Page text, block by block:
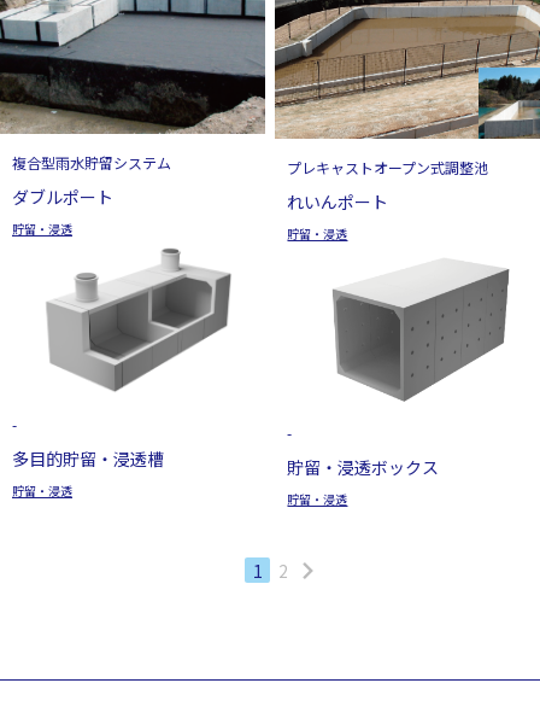
複合型雨水貯留システム
ダブルポート
貯留・浸透
プレキャストオープン式調整池
れいんポート
貯留・浸透
-
多目的貯留・浸透槽
貯留・浸透
-
貯留・浸透ボックス
貯留・浸透
1 2